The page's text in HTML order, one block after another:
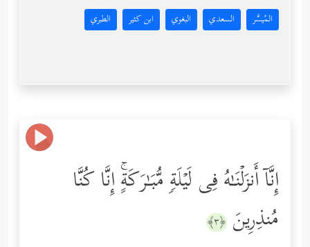
المُيسَّر السعدي البغوي ابن كثير الطبري
إِنَّاۤ أَنزَلۡنَـٰهُ فِی لَیۡلَةࣲ مُّبَـٰرَكَةٍۚ إِنَّا كُنَّا
مُنذِرِینَ ﴿٣﴾